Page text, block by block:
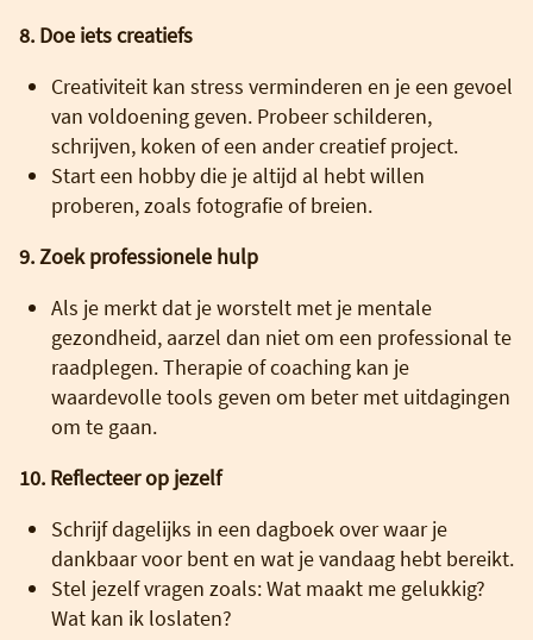
8. Doe iets creatiefs
Creativiteit kan stress verminderen en je een gevoel
van voldoening geven. Probeer schilderen,
schrijven, koken of een ander creatief project.
Start een hobby die je altijd al hebt willen
proberen, zoals fotografie of breien.
9. Zoek professionele hulp
Als je merkt dat je worstelt met je mentale
gezondheid, aarzel dan niet om een professional te
raadplegen. Therapie of coaching kan je
waardevolle tools geven om beter met uitdagingen
om te gaan.
10. Reflecteer op jezelf
Schrijf dagelijks in een dagboek over waar je
dankbaar voor bent en wat je vandaag hebt bereikt.
Stel jezelf vragen zoals: Wat maakt me gelukkig?
Wat kan ik loslaten?